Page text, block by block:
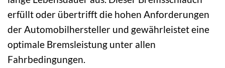
erfüllt oder übertrifft die hohen Anforderungen
der Automobilhersteller und gewährleistet eine
optimale Bremsleistung unter allen
Fahrbedingungen.